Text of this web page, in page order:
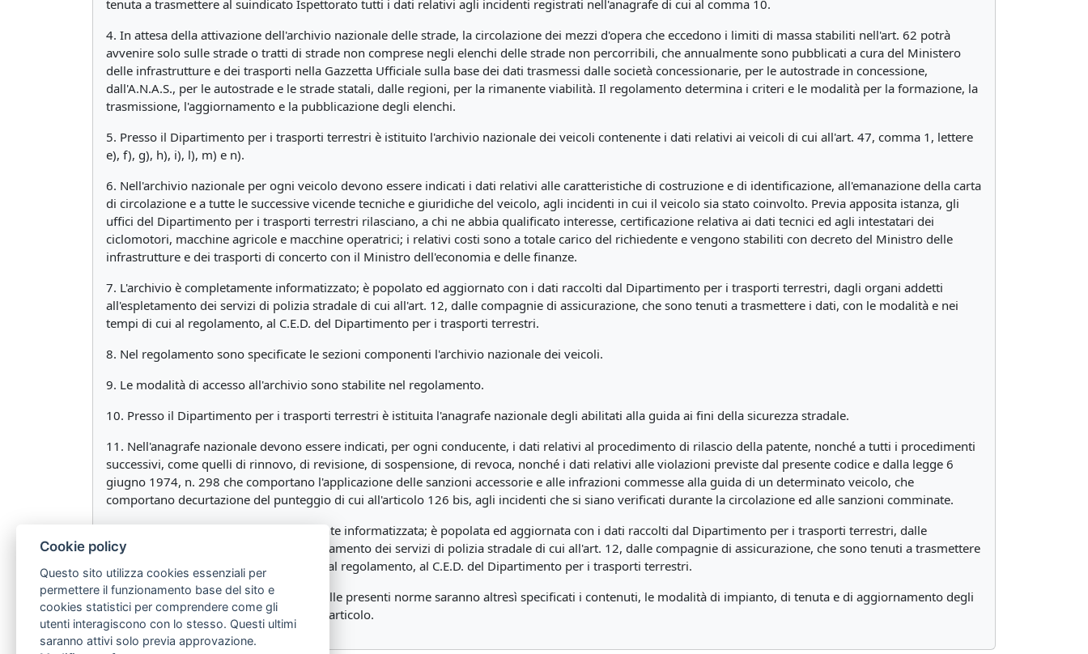
tenuta a trasmettere al suindicato Ispettorato tutti i dati relativi agli incidenti registrati nell'anagrafe di cui al comma 10.
4. In attesa della attivazione dell'archivio nazionale delle strade, la circolazione dei mezzi d'opera che eccedono i limiti di massa stabiliti nell'art. 62 potrà
avvenire solo sulle strade o tratti di strade non comprese negli elenchi delle strade non percorribili, che annualmente sono pubblicati a cura del Ministero
delle infrastrutture e dei trasporti nella Gazzetta Ufficiale sulla base dei dati trasmessi dalle società concessionarie, per le autostrade in concessione,
dall'A.N.A.S., per le autostrade e le strade statali, dalle regioni, per la rimanente viabilità. Il regolamento determina i criteri e le modalità per la formazione, la
trasmissione, l'aggiornamento e la pubblicazione degli elenchi.
5. Presso il Dipartimento per i trasporti terrestri è istituito l'archivio nazionale dei veicoli contenente i dati relativi ai veicoli di cui all'art. 47, comma 1, lettere
e), f), g), h), i), l), m) e n).
6. Nell'archivio nazionale per ogni veicolo devono essere indicati i dati relativi alle caratteristiche di costruzione e di identificazione, all'emanazione della carta
di circolazione e a tutte le successive vicende tecniche e giuridiche del veicolo, agli incidenti in cui il veicolo sia stato coinvolto. Previa apposita istanza, gli
uffici del Dipartimento per i trasporti terrestri rilasciano, a chi ne abbia qualificato interesse, certificazione relativa ai dati tecnici ed agli intestatari dei
ciclomotori, macchine agricole e macchine operatrici; i relativi costi sono a totale carico del richiedente e vengono stabiliti con decreto del Ministro delle
infrastrutture e dei trasporti di concerto con il Ministro dell'economia e delle finanze.
7. L'archivio è completamente informatizzato; è popolato ed aggiornato con i dati raccolti dal Dipartimento per i trasporti terrestri, dagli organi addetti
all'espletamento dei servizi di polizia stradale di cui all'art. 12, dalle compagnie di assicurazione, che sono tenuti a trasmettere i dati, con le modalità e nei
tempi di cui al regolamento, al C.E.D. del Dipartimento per i trasporti terrestri.
8. Nel regolamento sono specificate le sezioni componenti l'archivio nazionale dei veicoli.
9. Le modalità di accesso all'archivio sono stabilite nel regolamento.
10. Presso il Dipartimento per i trasporti terrestri è istituita l'anagrafe nazionale degli abilitati alla guida ai fini della sicurezza stradale.
11. Nell'anagrafe nazionale devono essere indicati, per ogni conducente, i dati relativi al procedimento di rilascio della patente, nonché a tutti i procedimenti
successivi, come quelli di rinnovo, di revisione, di sospensione, di revoca, nonché i dati relativi alle violazioni previste dal presente codice e dalla legge 6
giugno 1974, n. 298 che comportano l'applicazione delle sanzioni accessorie e alle infrazioni commesse alla guida di un determinato veicolo, che
comportano decurtazione del punteggio di cui all'articolo 126 bis, agli incidenti che si siano verificati durante la circolazione ed alle sanzioni comminate.
12. L'anagrafe nazionale è completamente informatizzata; è popolata ed aggiornata con i dati raccolti dal Dipartimento per i trasporti terrestri, dalle
prefetture, dagli organi addetti all'espletamento dei servizi di polizia stradale di cui all'art. 12, dalle compagnie di assicurazione, che sono tenuti a trasmettere
i dati, con le modalità e nei tempi di cui al regolamento, al C.E.D. del Dipartimento per i trasporti terrestri.
13. Nel regolamento per l'esecuzione delle presenti norme saranno altresì specificati i contenuti, le modalità di impianto, di tenuta e di aggiornamento degli
archivi e dell'anagrafe di cui al presente articolo.
Cookie policy
Questo sito utilizza cookies essenziali per
permettere il funzionamento base del sito e
cookies statistici per comprendere come gli
utenti interagiscono con lo stesso. Questi ultimi
saranno attivi solo previa approvazione.